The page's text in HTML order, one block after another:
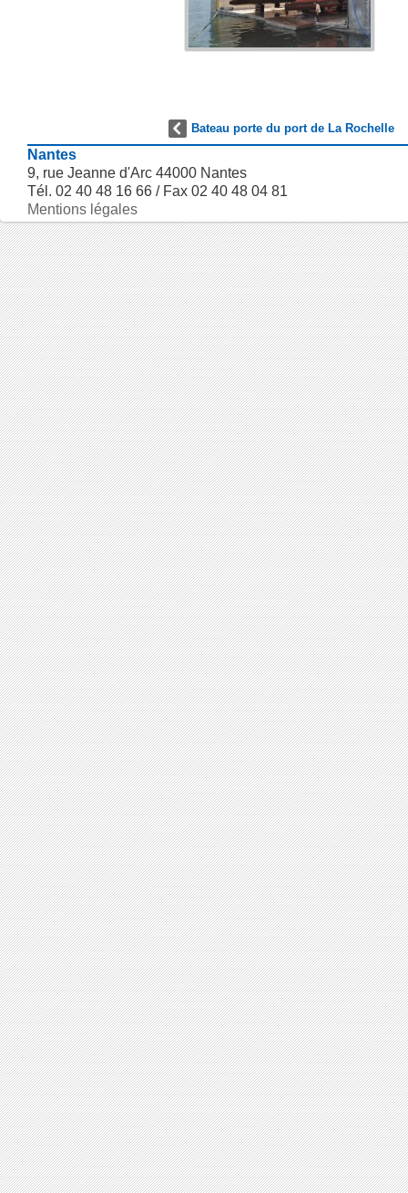
Bateau porte du port de La Rochelle
Nantes
9, rue Jeanne d'Arc 44000 Nantes
Tél. 02 40 48 16 66 / Fax 02 40 48 04 81
Mentions légales